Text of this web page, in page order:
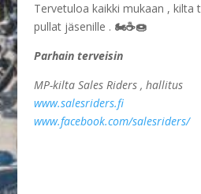
Tervetuloa kaikki mukaan , kilta
pullat jäsenille . 🏍☕🍩
Parhain terveisin
MP-kilta Sales Riders , hallitus
www.salesriders.fi
www.facebook.com/salesriders/